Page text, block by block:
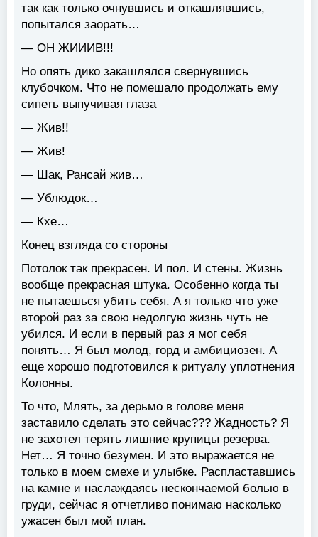
так как только очнувшись и откашлявшись,
попытался заорать…
— ОН ЖИИИВ!!!
Но опять дико закашлялся свернувшись
клубочком. Что не помешало продолжать ему
сипеть выпучивая глаза
— Жив!!
— Жив!
— Шак, Рансай жив…
— Ублюдок…
— Кхе…
Конец взгляда со стороны
Потолок так прекрасен. И пол. И стены. Жизнь
вообще прекрасная штука. Особенно когда ты
не пытаешься убить себя. А я только что уже
второй раз за свою недолгую жизнь чуть не
убился. И если в первый раз я мог себя
понять… Я был молод, горд и амбициозен. А
еще хорошо подготовился к ритуалу уплотнения
Колонны.
То что, Млять, за дерьмо в голове меня
заставило сделать это сейчас??? Жадность? Я
не захотел терять лишние крупицы резерва.
Нет… Я точно безумен. И это выражается не
только в моем смехе и улыбке. Распластавшись
на камне и наслаждаясь нескончаемой болью в
груди, сейчас я отчетливо понимаю насколько
ужасен был мой план.